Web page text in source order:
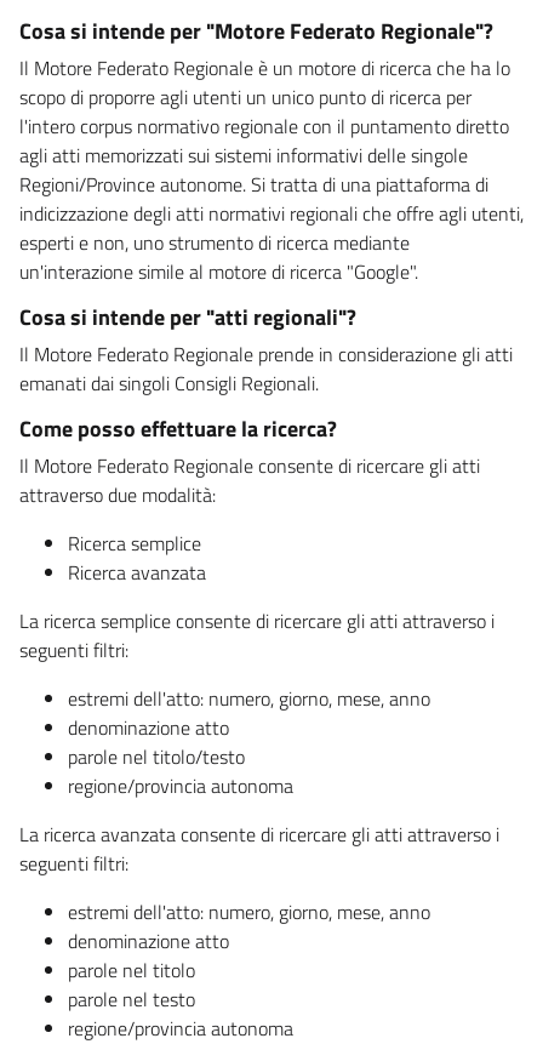
Cosa si intende per "Motore Federato Regionale"?
Il Motore Federato Regionale è un motore di ricerca che ha lo
scopo di proporre agli utenti un unico punto di ricerca per
l'intero corpus normativo regionale con il puntamento diretto
agli atti memorizzati sui sistemi informativi delle singole
Regioni/Province autonome. Si tratta di una piattaforma di
indicizzazione degli atti normativi regionali che offre agli utenti,
esperti e non, uno strumento di ricerca mediante
un'interazione simile al motore di ricerca "Google".
Cosa si intende per "atti regionali"?
Il Motore Federato Regionale prende in considerazione gli atti
emanati dai singoli Consigli Regionali.
Come posso effettuare la ricerca?
Il Motore Federato Regionale consente di ricercare gli atti
attraverso due modalità:
Ricerca semplice
Ricerca avanzata
La ricerca semplice consente di ricercare gli atti attraverso i
seguenti filtri:
estremi dell'atto: numero, giorno, mese, anno
denominazione atto
parole nel titolo/testo
regione/provincia autonoma
La ricerca avanzata consente di ricercare gli atti attraverso i
seguenti filtri:
estremi dell'atto: numero, giorno, mese, anno
denominazione atto
parole nel titolo
parole nel testo
regione/provincia autonoma